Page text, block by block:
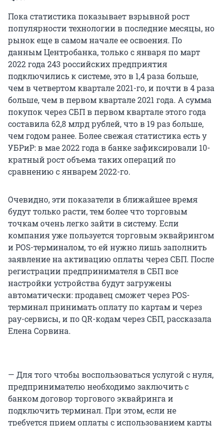
Пока статистика показывает взрывной рост
популярности технологии в последние месяцы, но
рынок еще в самом начале ее освоения. По
данным Центробанка, только с января по март
2022 года 243 российских предприятия
подключились к системе, это в 1,4 раза больше,
чем в четвертом квартале 2021-го, и почти в 4 раза
больше, чем в первом квартале 2021 года. А сумма
покупок через СБП в первом квартале этого года
составила 62,8 млрд рублей, что в 19 раз больше,
чем годом ранее. Более свежая статистика есть у
УБРиР: в мае 2022 года в банке зафиксировали 10-
кратный рост объема таких операций по
сравнению с январем 2022-го.
Очевидно, эти показатели в ближайшее время
будут только расти, тем более что торговым
точкам очень легко зайти в систему. Если
компания уже пользуется торговым эквайрингом
и POS-терминалом, то ей нужно лишь заполнить
заявление на активацию оплаты через СБП. После
регистрации предпринимателя в СБП все
настройки устройства будут загружены
автоматически: продавец сможет через POS-
терминал принимать оплату по картам и через
pay-сервисы, и по QR-кодам через СБП, рассказала
Елена Сорвина.
— Для того чтобы воспользоваться услугой с нуля,
предпринимателю необходимо заключить с
банком договор торгового эквайринга и
подключить терминал. При этом, если не
требуется прием оплаты с использованием карты